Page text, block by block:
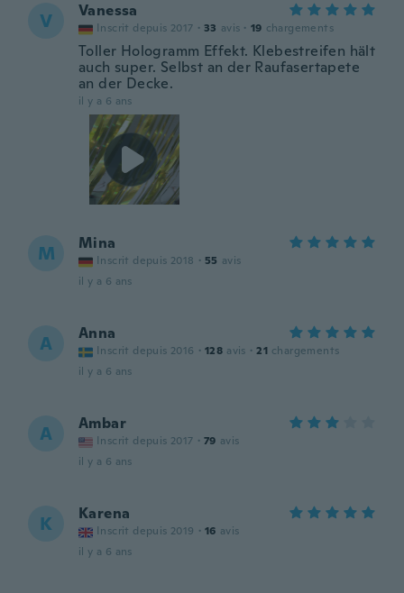
V Vanessa
Inscrit depuis 2017 · 33 avis · 19 chargements
Toller Hologramm Effekt. Klebestreifen hält
auch super. Selbst an der Raufasertapete
an der Decke.
il y a 6 ans
M Mina
Inscrit depuis 2018 · 55 avis
il y a 6 ans
A Anna
Inscrit depuis 2016 · 128 avis · 21 chargements
il y a 6 ans
A Ambar
Inscrit depuis 2017 · 79 avis
il y a 6 ans
K Karena
Inscrit depuis 2019 · 16 avis
il y a 6 ans